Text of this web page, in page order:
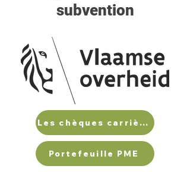
subvention
Les chèques carrière flamands
Portefeuille PME